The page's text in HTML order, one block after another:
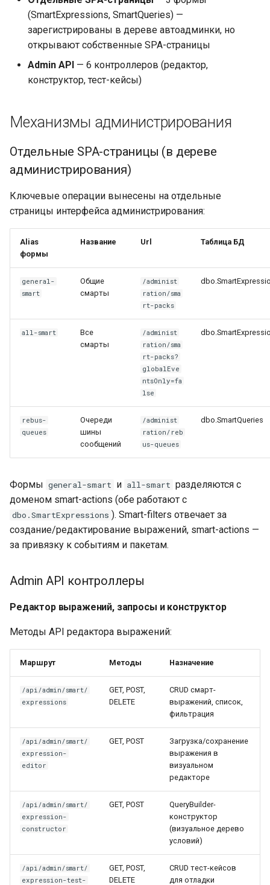
Справочник синтаксиса —
дополнения к read-data.md
Строковые функции —
Объект «Текущий
дерева «Прочее»)
параметры события «Во
время открытия задачи»
Ограничения языка
смарт-выражений
Типичные ошибки
Провайдер CalDAV
Паттерны и примеры
FAQ — CalDAV
синхронизации
Календарь — решение
проблем
Ресурсы — настройка
Ресурсы и планировщик
Социальная сеть
(SmartExpressions, SmartQueries) —
зарегистрированы в дереве автоадминки, но
открывают собственные SPA-страницы
Admin API — 6 контроллеров (редактор,
конструктор, тест-кейсы)
Механизмы администрирования
Отдельные SPA-страницы (в дереве
администрирования)
Ключевые операции вынесены на отдельные
страницы интерфейса администрирования:
Alias
формы
Название Url Таблица БД
general-
smart
Общие
смарты
/administ
ration/sma
rt-packs
all-smart
Все
смарты
/administ
ration/sma
rt-packs?
globalEve
ntsOnly=fa
lse
rebus-
queues
Очереди
шины
сообщений
/administ
ration/reb
us-queues
dbo.SmartQueries
Формы general-smart и all-smart разделяются с
доменом smart-actions (обе работают с
dbo.SmartExpressions ). Smart-filters отвечает за
создание/редактирование выражений, smart-actions —
за привязку к событиям и пакетам.
Admin API контроллеры
Редактор выражений, запросы и конструктор
Методы API редактора выражений:
Маршрут Методы Назначение
/api/admin/smart/
expressions
GET, POST,
DELETE
CRUD смарт-
выражений, список,
фильтрация
/api/admin/smart/
expression-
editor
GET, POST
Загрузка/сохранение
выражения в
визуальном
редакторе
/api/admin/smart/
expression-
constructor
GET, POST
QueryBuilder-
конструктор
(визуальное дерево
условий)
/api/admin/smart/
expression-test-
GET, POST,
DELETE
CRUD тест-кейсов
для отладки